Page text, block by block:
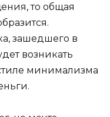
то общая
зашедшего в
возникать
минимализма